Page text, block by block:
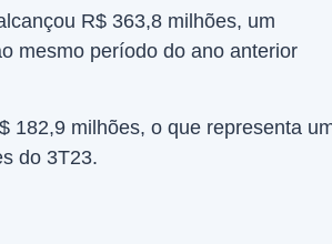
R$ 363,8 milhões, um
mesmo período do ano anterior
182,9 milhões, o que representa
do 3T23.